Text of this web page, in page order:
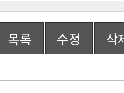
목록 수정 삭